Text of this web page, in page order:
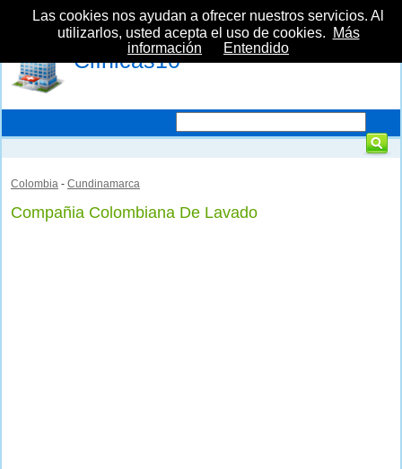
Clínicas10
Colombia - Cundinamarca
Compañia Colombiana De Lavado
Las cookies nos ayudan a ofrecer nuestros servicios. Al
utilizarlos, usted acepta el uso de cookies.
Más
información
Entendido